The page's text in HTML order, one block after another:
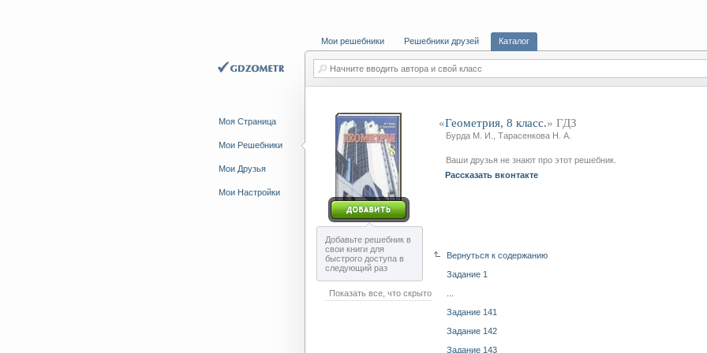
Моя Страница
Мои Решебники
Мои Друзья
Мои Настройки
Мои решебники Решебники друзей Каталог
Начните вводить автора и свой класс
Добавьте решебник в
свои книги для
быстрого доступа в
следующий раз
«Геометрия, 8 класс.» ГДЗ
Бурда М. И., Тарасенкова Н. А.
Ваши друзья не знают про этот решебник.
Рассказать вконтакте
Вернуться к содержанию
Задание 1
Показать все, что скрыто
Задание 141
Задание 142
Задание 143